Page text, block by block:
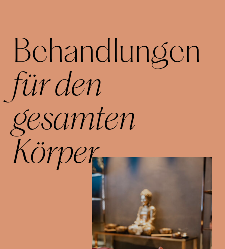
Behandlungen
für den
gesamten
Körper